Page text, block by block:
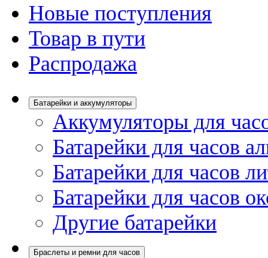
Новые поступления
Товар в пути
Распродажа
Батарейки и аккумуляторы
Аккумуляторы для
Батарейки для часов
Батарейки для часов
Батарейки для часов
Другие батарейки
Браслеты и ремни для часов